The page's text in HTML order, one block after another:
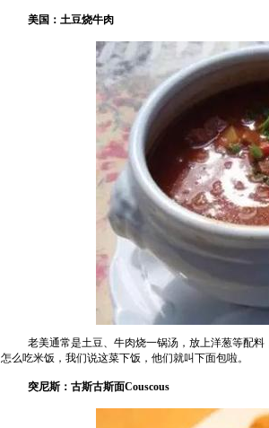
美国：土豆烧牛肉
老美通常是土豆、牛肉烧一锅汤，放上洋葱等配
怎么吃米饭，我们说这菜下饭，他们就叫下面包啦。
突尼斯：古斯古斯面Couscous